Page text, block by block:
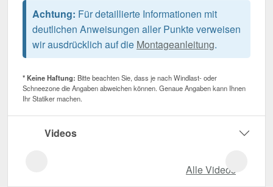
Achtung: Für detaillierte Informationen mit
deutlichen Anweisungen aller Punkte verweisen
wir ausdrücklich auf die Montageanleitung.
* Keine Haftung: Bitte beachten Sie, dass je nach Windlast- oder
Schneezone die Angaben abweichen können. Genaue Angaben kann Ihnen
Ihr Statiker machen.
Videos
Alle Videos